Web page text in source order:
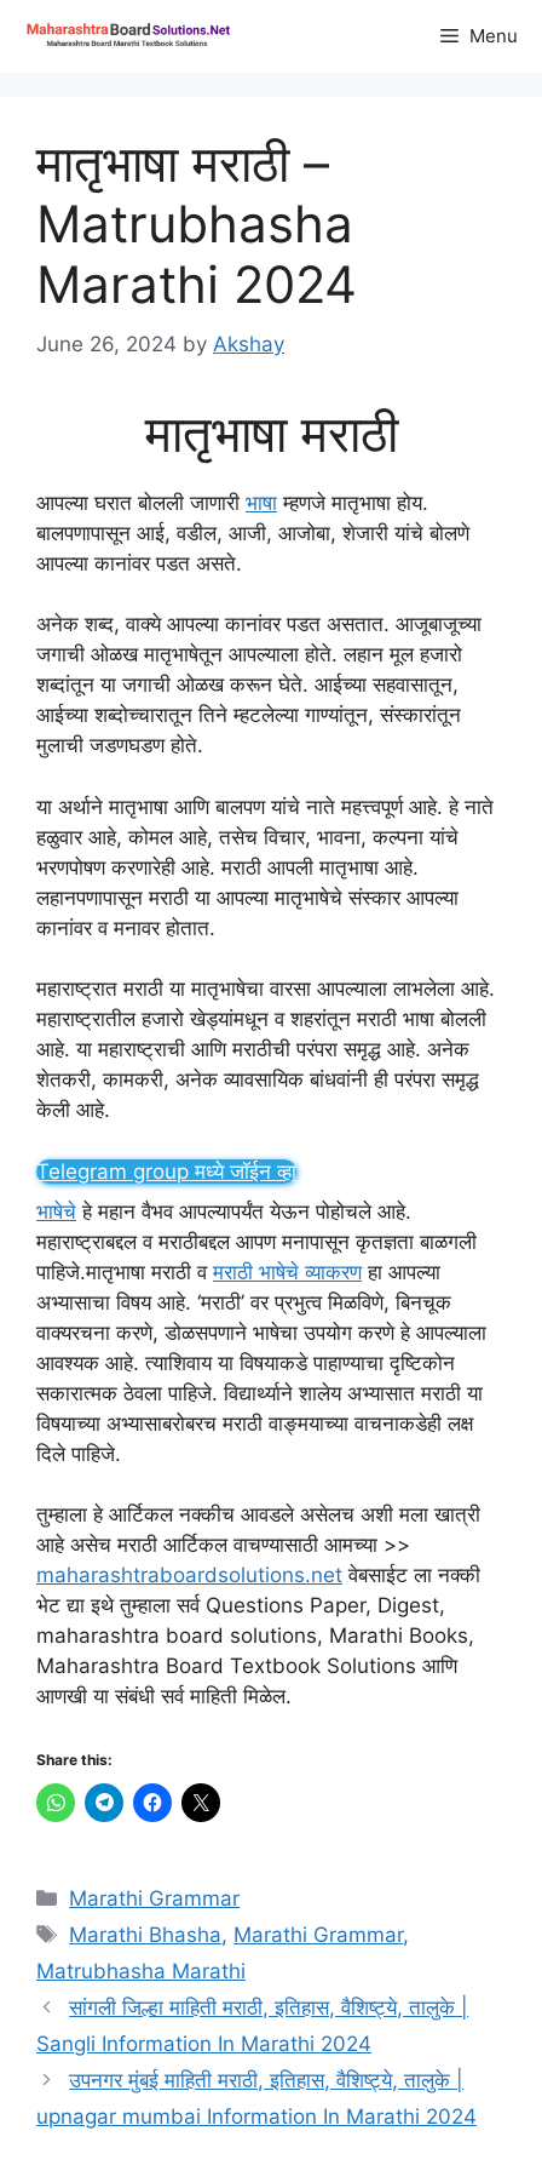
Menu
मातृभाषा मराठी –
Matrubhasha
Marathi 2024
June 26, 2024 by Akshay
मातृभाषा मराठी
आपल्या घरात बोलली जाणारी भाषा म्हणजे मातृभाषा होय.
बालपणापासून आई, वडील, आजी, आजोबा, शेजारी यांचे बोलणे
आपल्या कानांवर पडत असते.
अनेक शब्द, वाक्ये आपल्या कानांवर पडत असतात. आजूबाजूच्या
जगाची ओळख मातृभाषेतून आपल्याला होते. लहान मूल हजारो
शब्दांतून या जगाची ओळख करून घेते. आईच्या सहवासातून,
आईच्या शब्दोच्चारातून तिने म्हटलेल्या गाण्यांतून, संस्कारांतून
मुलाची जडणघडण होते.
या अर्थाने मातृभाषा आणि बालपण यांचे नाते महत्त्वपूर्ण आहे. हे नाते
हळुवार आहे, कोमल आहे, तसेच विचार, भावना, कल्पना यांचे
भरणपोषण करणारेही आहे. मराठी आपली मातृभाषा आहे.
लहानपणापासून मराठी या आपल्या मातृभाषेचे संस्कार आपल्या
कानांवर व मनावर होतात.
महाराष्ट्रात मराठी या मातृभाषेचा वारसा आपल्याला लाभलेला आहे.
महाराष्ट्रातील हजारो खेड्यांमधून व शहरांतून मराठी भाषा बोलली
आहे. या महाराष्ट्राची आणि मराठीची परंपरा समृद्ध आहे. अनेक
शेतकरी, कामकरी, अनेक व्यावसायिक बांधवांनी ही परंपरा समृद्ध
केली आहे.
Telegram group मध्ये जॉईन व्हा
भाषेचे हे महान वैभव आपल्यापर्यंत येऊन पोहोचले आहे.
महाराष्ट्राबद्दल व मराठीबद्दल आपण मनापासून कृतज्ञता बाळगली
पाहिजे.मातृभाषा मराठी वमराठी भाषेचे व्याकरणहा आपल्या
अभ्यासाचा विषय आहे. ‘मराठी’ वर प्रभुत्व मिळविणे, बिनचूक
वाक्यरचना करणे, डोळसपणाने भाषेचा उपयोग करणे हे आपल्याला
आवश्यक आहे. त्याशिवाय या विषयाकडे पाहाण्याचा दृष्टिकोन
सकारात्मक ठेवला पाहिजे. विद्यार्थ्याने शालेय अभ्यासात मराठी या
विषयाच्या अभ्यासाबरोबरच मराठी वाङ्मयाच्या वाचनाकडेही लक्ष
दिले पाहिजे.
तुम्हाला हे आर्टिकल नक्कीच आवडले असेलच अशी मला खात्री
आहे असेच मराठी आर्टिकल वाचण्यासाठी आमच्या >>
maharashtraboardsolutions.net वेबसाईट ला नक्की
भेट द्या इथे तुम्हाला सर्व Questions Paper, Digest,
maharashtra board solutions, Marathi Books,
Maharashtra Board Textbook Solutions आणि
आणखी या संबंधी सर्व माहिती मिळेल.
Share this:
Categories
Marathi Grammar
Tags
Marathi Bhasha, Marathi Grammar,
Matrubhasha Marathi
सांगली जिल्हा माहिती मराठी, इतिहास, वैशिष्ट्ये, तालुके |
Sangli Information In Marathi 2024
उपनगर मुंबई माहिती मराठी, इतिहास, वैशिष्ट्ये, तालुके |
upnagar mumbai Information In Marathi 2024